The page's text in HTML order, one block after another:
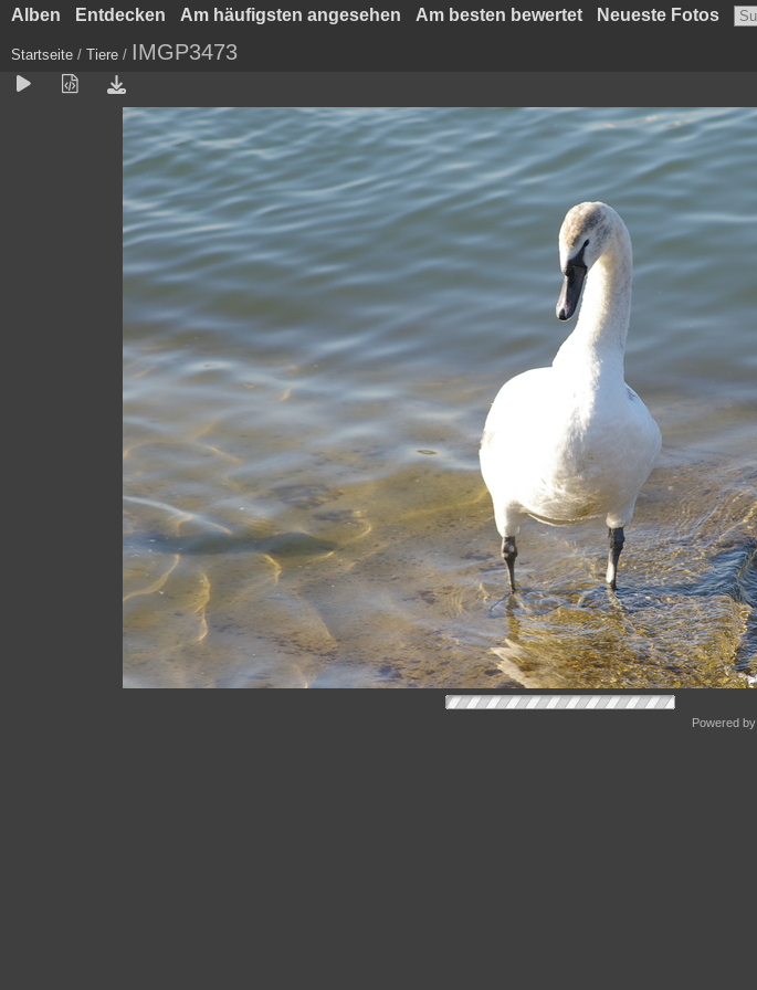
Alben Entdecken Am häufigsten angesehen Am besten bewertet Neueste Fotos
Startseite / Tiere / IMGP3473
Powered by